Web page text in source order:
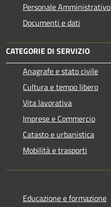
Personale Amministrativo
Documenti e dati
CATEGORIE DI SERVIZIO
Anagrafe e stato civile
Cultura e tempo libero
Vita lavorativa
Imprese e Commercio
Catasto e urbanistica
Mobilità e trasporti
Educazione e formazione